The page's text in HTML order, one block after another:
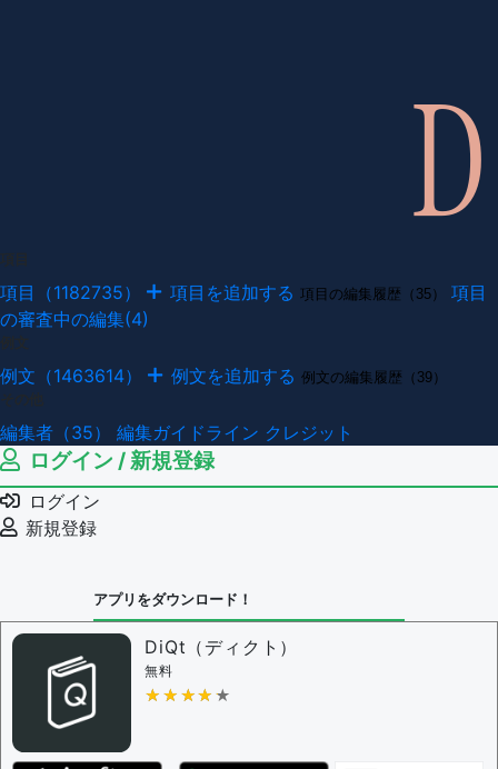
項目（1182735） 項目を追加する 項目の編集履歴（35）
項目
の審査中の編集(4)
例文（1463614） 例文を追加する 例文の編集履歴（39）
編集者（35） 編集ガイドライン クレジット
ログイン / 新規登録
ログイン
新規登録
アプリをダウンロード！
DiQt（ディクト）
無料
★★★★★
★★★★★